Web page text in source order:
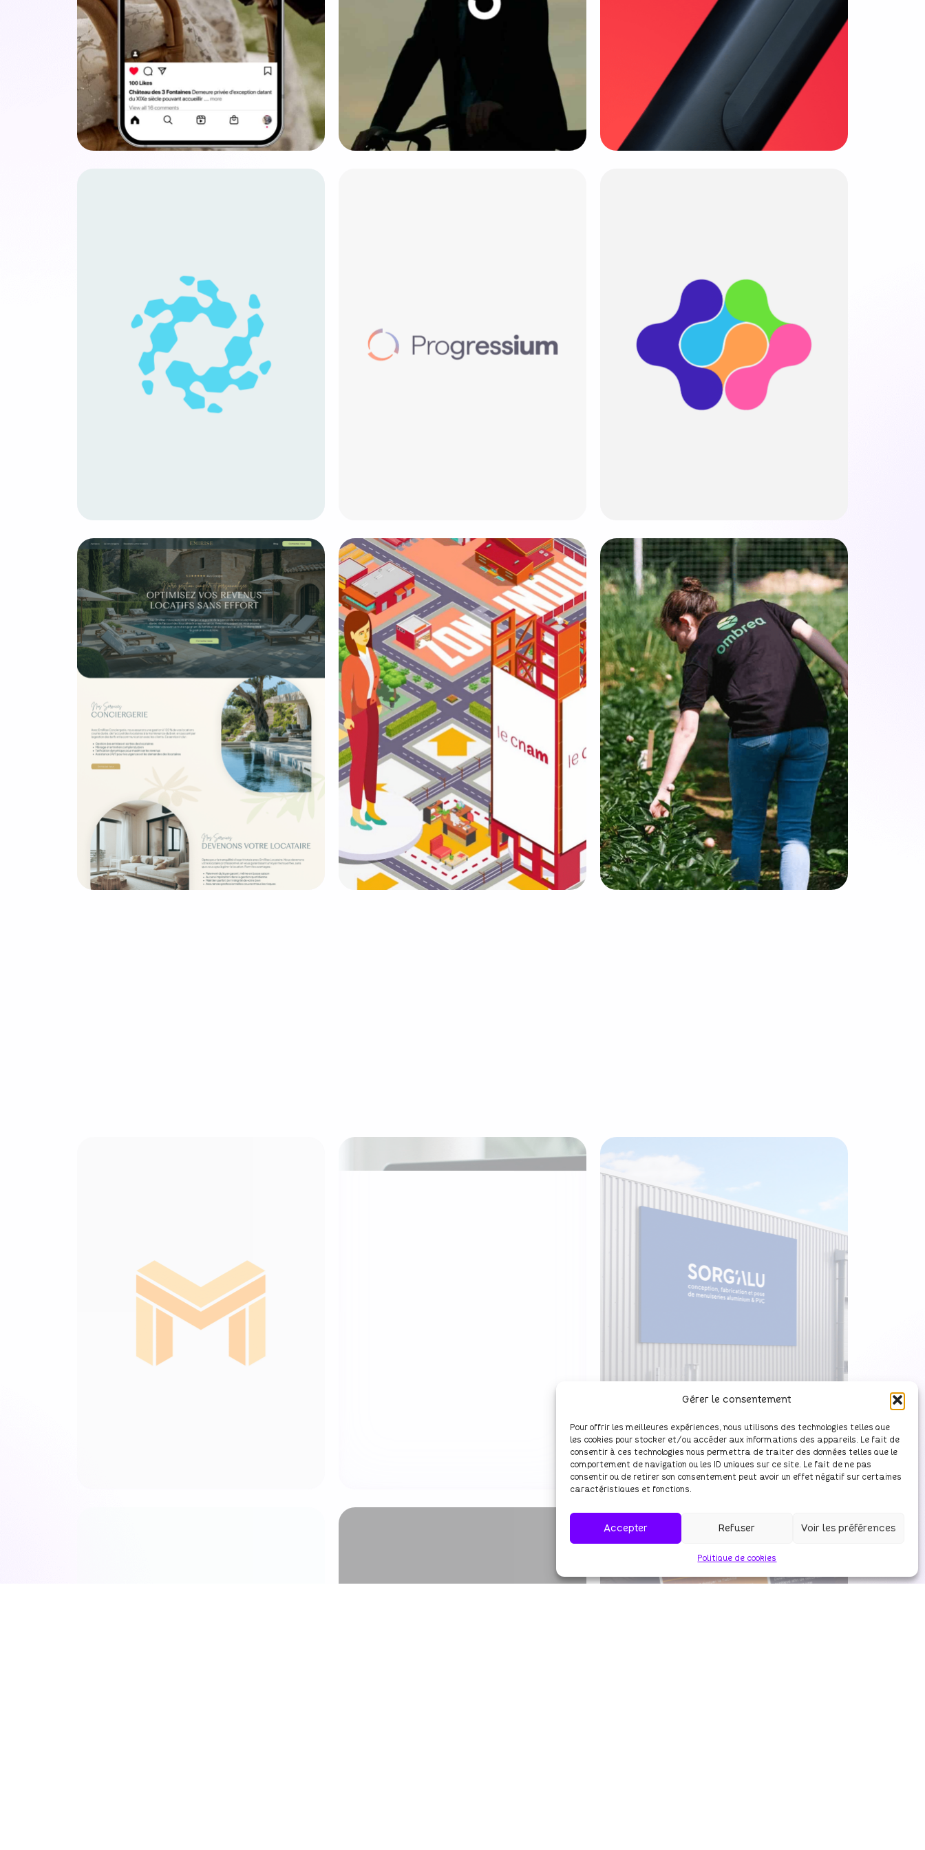
Gérer le consentement
Pour offrir les meilleures expériences, nous utilisons des technologies telles que
les cookies pour stocker et/ou accéder aux informations des appareils. Le fait de
consentir à ces technologies nous permettra de traiter des données telles que le
comportement de navigation ou les ID uniques sur ce site. Le fait de ne pas
consentir ou de retirer son consentement peut avoir un effet négatif sur certaines
caractéristiques et fonctions.
Accepter Refuser Voir les préférences
Politique de cookies